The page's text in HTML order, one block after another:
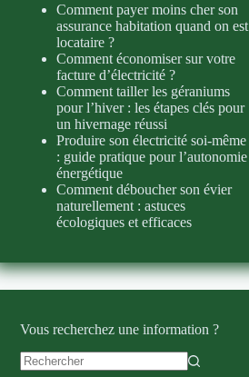
Comment payer moins cher son
assurance habitation quand on est
locataire ?
Comment économiser sur votre
facture d’électricité ?
Comment tailler les géraniums
pour l’hiver : les étapes clés pour
un hivernage réussi
Produire son électricité soi-même
: guide pratique pour l’autonomie
énergétique
Comment déboucher son évier
naturellement : astuces
écologiques et efficaces
Vous recherchez une information ?